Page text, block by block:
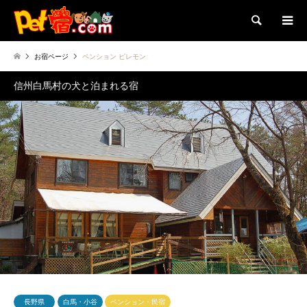
検索
お宿ページ ペンション ピレモン
信州白馬村の犬と泊まれる宿
長野県 白馬・小谷 ペンション・民宿